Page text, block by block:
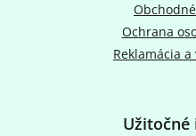
Ochrana
Reklamácia